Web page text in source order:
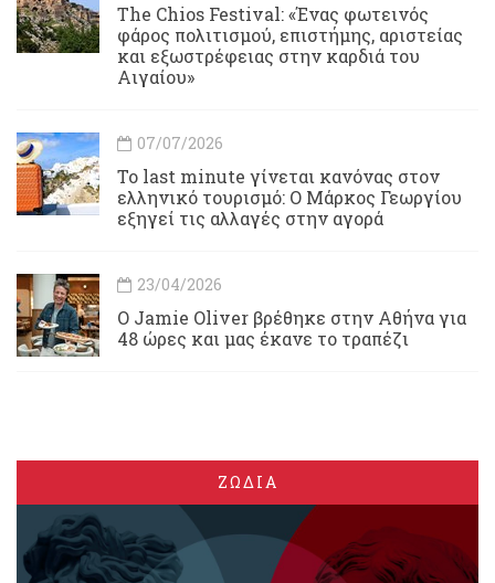
Τhe Chios Festival: «Ένας φωτεινός
φάρος πολιτισμού, επιστήμης, αριστείας
και εξωστρέφειας στην καρδιά του
Αιγαίου»
07/07/2026
Το last minute γίνεται κανόνας στον
ελληνικό τουρισμό: Ο Μάρκος Γεωργίου
εξηγεί τις αλλαγές στην αγορά
23/04/2026
Ο Jamie Oliver βρέθηκε στην Αθήνα για
48 ώρες και μας έκανε το τραπέζι
ΖΩΔΙΑ